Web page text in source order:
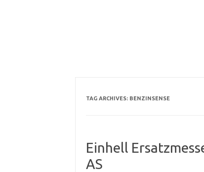
TAG ARCHIVES: BENZINSENSE
Einhell
AS